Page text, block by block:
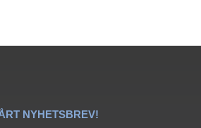
NYHETSBREV!